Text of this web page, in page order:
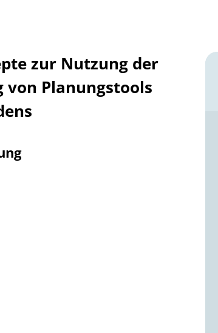
zur Nutzung der
von Planungstools